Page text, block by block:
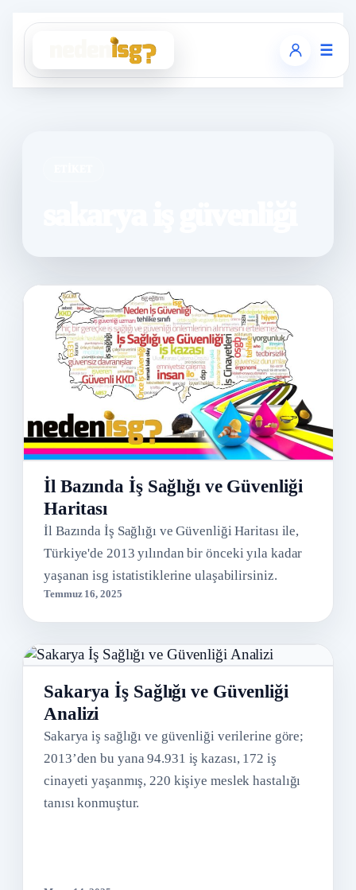
☰
İl Bazında İş Sağlığı ve Güvenliği
Haritası
İl Bazında İş Sağlığı ve Güvenliği Haritası ile,
Türkiye'de 2013 yılından bir önceki yıla kadar
yaşanan isg istatistiklerine ulaşabilirsiniz.
Temmuz 16, 2025
Sakarya İş Sağlığı ve Güvenliği
Analizi
Sakarya iş sağlığı ve güvenliği verilerine göre;
2013’den bu yana 94.931 iş kazası, 172 iş
cinayeti yaşanmış, 220 kişiye meslek hastalığı
tanısı konmuştur.